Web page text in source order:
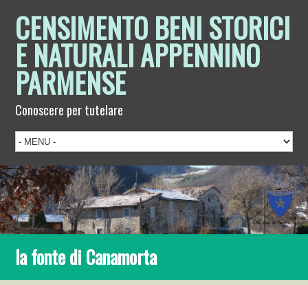
CENSIMENTO BENI STORICI
E NATURALI APPENNINO
PARMENSE
Conoscere per tutelare
la fonte di Canamorta